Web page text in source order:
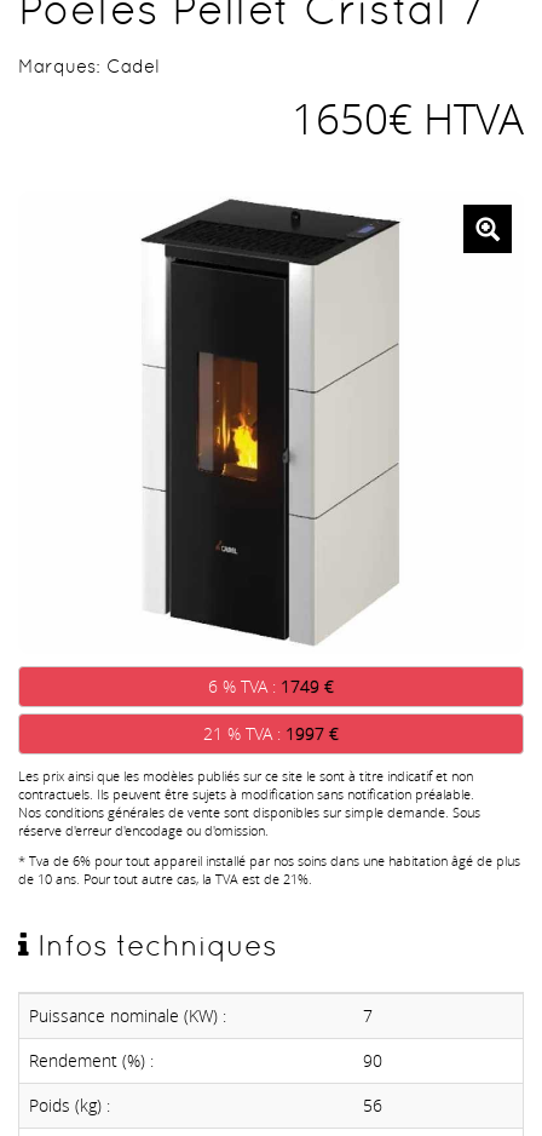
Marques: Cadel
1650€ HTVA
6 % TVA : 1749 €
21 % TVA : 1997 €
Les prix ainsi que les modèles publiés sur ce site le sont à titre indicatif et non
contractuels. Ils peuvent être sujets à modification sans notification préalable.
Nos conditions générales de vente sont disponibles sur simple demande. Sous
réserve d'erreur d'encodage ou d'omission.
* Tva de 6% pour tout appareil installé par nos soins dans une habitation âgé de plus
de 10 ans. Pour tout autre cas, la TVA est de 21%.
Infos techniques
Puissance nominale (KW) :
7
Rendement (%) :
90
Poids (kg) :
56